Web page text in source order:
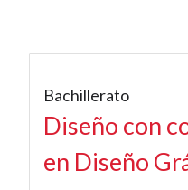
Bachillerato
Diseño con
en Diseño